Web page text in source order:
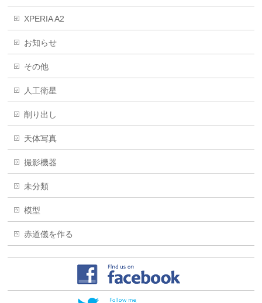
XPERIA A2
お知らせ
その他
人工衛星
削り出し
天体写真
撮影機器
未分類
模型
赤道儀を作る